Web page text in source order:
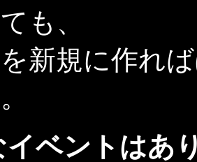
も、
新規に作れ
イベントはあ